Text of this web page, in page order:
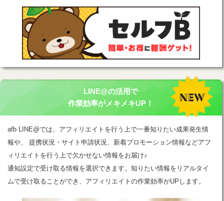
LINE@の活用で
作業効率がメキメキUP！
afb LINE@では、アフィリエイトを行う上で一番知りたい成果発生情
報や、 提携状況・サイト申請状況、新着プロモーション情報などアフ
ィリエイトを行う上で欠かせない情報をお届け♪
通知設定で受け取る情報を選択できます。知りたい情報をリアルタイ
ムで受け取ることができ、アフィリエイトの作業効率がUPします。